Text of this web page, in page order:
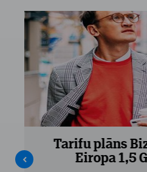
Tarifu plāns
Eiropa 1,5